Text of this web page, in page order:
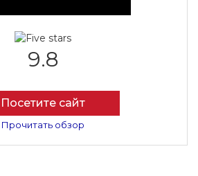
9.8
Посетите сайт
Прочитать обзор